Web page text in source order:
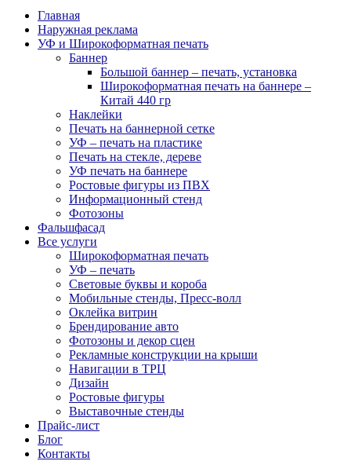
Главная
Наружная реклама
УФ и Широкоформатная печать
Баннер
Большой баннер – печать, установка
Широкоформатная печать на баннере –
Китай 440 гр
Наклейки
Печать на баннерной сетке
УФ – печать на пластике
Печать на стекле, дереве
УФ печать на баннере
Ростовые фигуры из ПВХ
Информационный стенд
Фотозоны
Фальшфасад
Все услуги
Широкоформатная печать
УФ – печать
Световые буквы и короба
Мобильные стенды, Пресс-волл
Оклейка витрин
Брендирование авто
Фотозоны и декор сцен
Рекламные конструкции на крыши
Навигации в ТРЦ
Дизайн
Ростовые фигуры
Выставочные стенды
Прайс-лист
Блог
Контакты